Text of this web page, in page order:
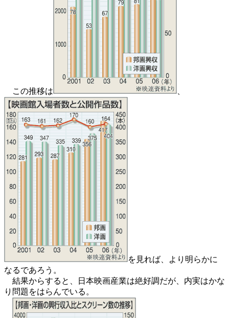
この推移は
を見れば、より明らかに
なるであろう。
結果からすると、日本映画産業は絶好調だが、内実はかな
り問題をはらんでいる。